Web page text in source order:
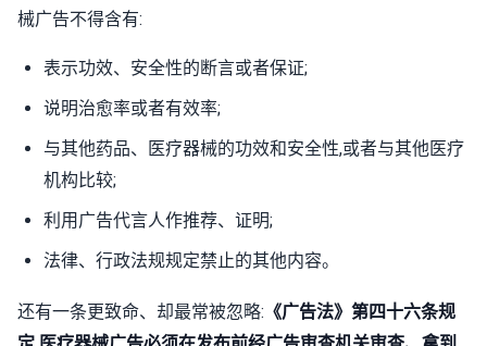
械广告不得含有:
表示功效、安全性的断言或者保证;
说明治愈率或者有效率;
与其他药品、医疗器械的功效和安全性,或者与其他医疗
机构比较;
利用广告代言人作推荐、证明;
法律、行政法规规定禁止的其他内容。
还有一条更致命、却最常被忽略: 《广告法》第四十六条规